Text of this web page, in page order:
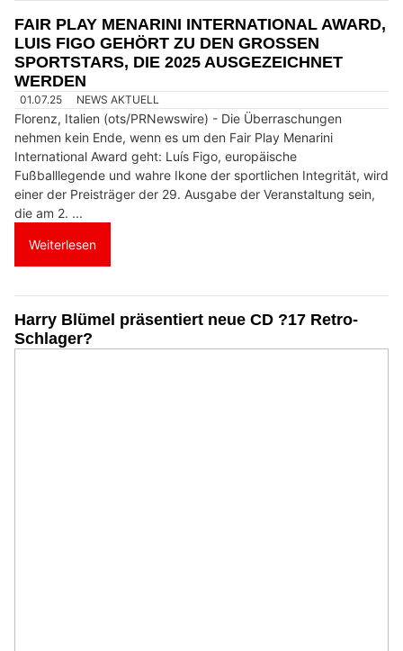
FAIR PLAY MENARINI INTERNATIONAL AWARD,
LUIS FIGO GEHÖRT ZU DEN GROSSEN
SPORTSTARS, DIE 2025 AUSGEZEICHNET
WERDEN
01.07.25 NEWS AKTUELL
Florenz, Italien (ots/PRNewswire) - Die Überraschungen
nehmen kein Ende, wenn es um den Fair Play Menarini
International Award geht: Luís Figo, europäische
Fußballlegende und wahre Ikone der sportlichen Integrität, wird
einer der Preisträger der 29. Ausgabe der Veranstaltung sein,
die am 2. ...
Weiterlesen
Harry Blümel präsentiert neue CD ?17 Retro-
Schlager?